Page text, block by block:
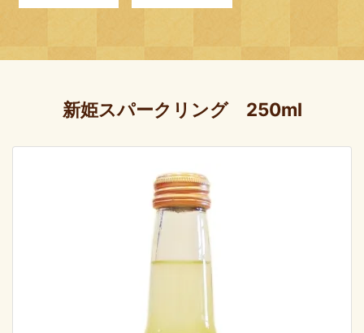
新姫スパークリング 250ml